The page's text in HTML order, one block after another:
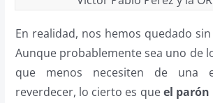
En realidad, nos hemos quedado
Aunque probablemente sea uno de
que menos necesiten de una
reverdecer, lo cierto es queel parón